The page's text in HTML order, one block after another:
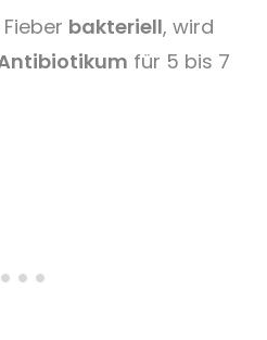
bakteriell, wird
für 5 bis 7